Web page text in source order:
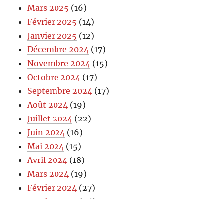
Mars 2025 (16)
Février 2025 (14)
Janvier 2025 (12)
Décembre 2024 (17)
Novembre 2024 (15)
Octobre 2024 (17)
Septembre 2024 (17)
Août 2024 (19)
Juillet 2024 (22)
Juin 2024 (16)
Mai 2024 (15)
Avril 2024 (18)
Mars 2024 (19)
Février 2024 (27)